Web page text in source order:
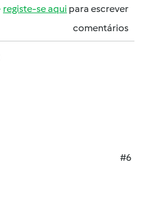
registe-se aqui para escrever
comentários
#6